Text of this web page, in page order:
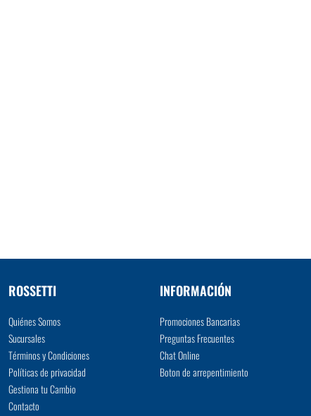
ROSSETTI
Quiénes Somos
Sucursales
Términos y Condiciones
Políticas de privacidad
Gestiona tu Cambio
Contacto
INFORMACIÓN
Promociones Bancarias
Preguntas Frecuentes
Chat Online
Boton de arrepentimiento